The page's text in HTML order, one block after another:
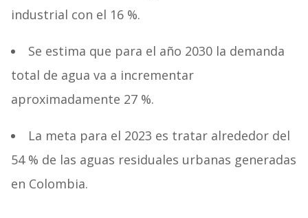
industrial con el 16 %.
Se estima que para el año 2030 la demanda
total de agua va a incrementar
aproximadamente 27 %.
La meta para el 2023 es tratar alrededor del
54 % de las aguas residuales urbanas generadas
en Colombia.